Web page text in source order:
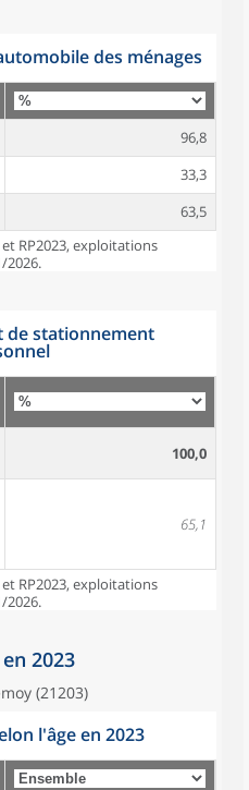
des ménages
96,8
33,3
63,5
et RP2023, exploitations
2026.
de stationnement
100,0
65,1
et RP2023, exploitations
2026.
2023
(21203)
l'âge en 2023